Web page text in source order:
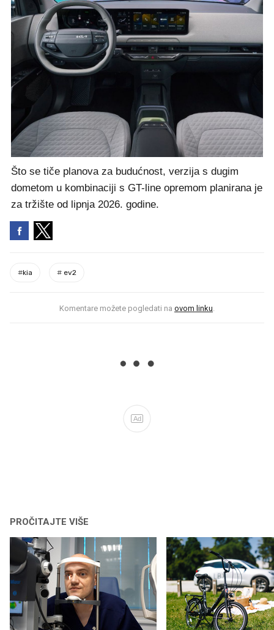
Što se tiče planova za budućnost, verzija s dugim
dometom u kombinaciji s GT-line opremom planirana je
za tržište od lipnja 2026. godine.
#kia # ev2
Komentare možete pogledati na ovom linku
Ad
PROČITAJTE VIŠE